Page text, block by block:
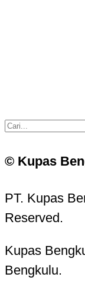
© Kupas
PT. Kupas
Reserved.
Kupas
Bengkulu.